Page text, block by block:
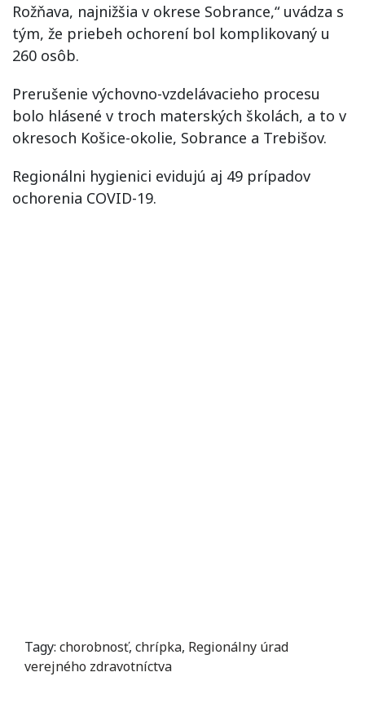
Rožňava, najnižšia v okrese Sobrance,“ uvádza s
tým, že priebeh ochorení bol komplikovaný u
260 osôb.
Prerušenie výchovno-vzdelávacieho procesu
bolo hlásené v troch materských školách, a to v
okresoch Košice-okolie, Sobrance a Trebišov.
Regionálni hygienici evidujú aj 49 prípadov
ochorenia COVID-19.
Tagy: chorobnosť, chrípka, Regionálny úrad
verejného zdravotníctva